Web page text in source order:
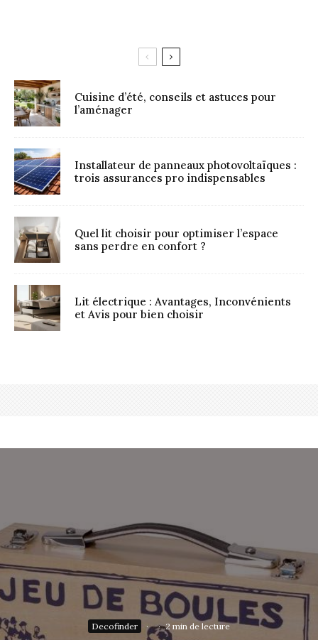
Cuisine d’été, conseils et astuces pour
l’aménager
Installateur de panneaux photovoltaïques :
trois assurances pro indispensables
Quel lit choisir pour optimiser l’espace
sans perdre en confort ?
Lit électrique : Avantages, Inconvénients
et Avis pour bien choisir
Decofinder · · 2 min de lecture